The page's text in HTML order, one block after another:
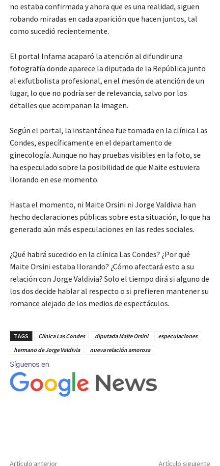
no estaba confirmada y ahora que es una realidad, siguen
robando miradas en cada aparición que hacen juntos, tal
como sucedió recientemente.
El portal Infama acaparó la atención al difundir una
fotografía donde aparece la diputada de la República junto
al exfutbolista profesional, en el mesón de atención de un
lugar, lo que no podría ser de relevancia, salvo por los
detalles que acompañan la imagen.
Según el portal, la instantánea fue tomada en la clínica Las
Condes, específicamente en el departamento de
ginecología. Aunque no hay pruebas visibles en la foto, se
ha especulado sobre la posibilidad de que Maite estuviera
llorando en ese momento.
Hasta el momento, ni Maite Orsini ni Jorge Valdivia han
hecho declaraciones públicas sobre esta situación, lo que ha
generado aún más especulaciones en las redes sociales.
¿Qué habrá sucedido en la clínica Las Condes? ¿Por qué
Maite Orsini estaba llorando? ¿Cómo afectará esto a su
relación con Jorge Valdivia? Solo el tiempo dirá si alguno de
los dos decide hablar al respecto o si prefieren mantener su
romance alejado de los medios de espectáculos.
TAGS Clínica Las Condes diputada Maite Orsini
especulaciones
hermano de Jorge Valdivia
nueva relación amorosa
Síguenos en
Artículo anterior Artículo siguiente